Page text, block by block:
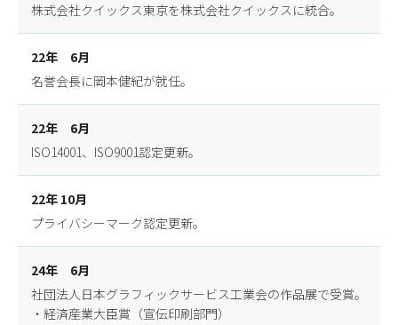
株式会社クイックス東京を株式会社クイックスに統合。
22年 6月
名誉会長に岡本健紀が就任。
22年 6月
ISO14001、ISO9001認定更新。
22年 10月
プライバシーマーク認定更新。
24年 6月
社団法人日本グラフィックサービス工業会の作品展で受賞。
・経済産業大臣賞（宣伝印刷部門）